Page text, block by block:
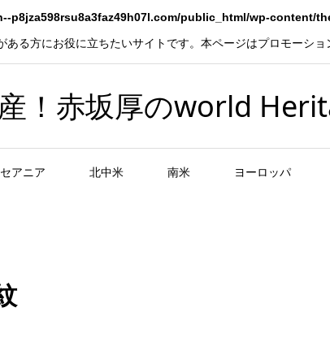
p8jza598rsu8a3faz49h07l.com/public_html/wp-content/
る方にお役に立ちたいサイトです。本ページはプロモーショ
！赤坂厚のworld
アニア 北中米 南米 ヨーロッパ